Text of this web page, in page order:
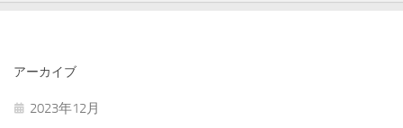
アーカイブ
2023年12月